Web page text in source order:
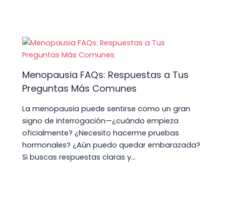
Menopausia FAQs: Respuestas a Tus
Preguntas Más Comunes
La menopausia puede sentirse como un gran
signo de interrogación—¿cuándo empieza
oficialmente? ¿Necesito hacerme pruebas
hormonales? ¿Aún puedo quedar embarazada?
Si buscas respuestas claras y…